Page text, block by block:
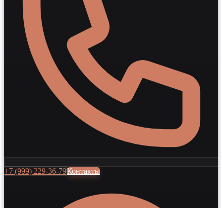
+7 (999) 229-36-79Контакты